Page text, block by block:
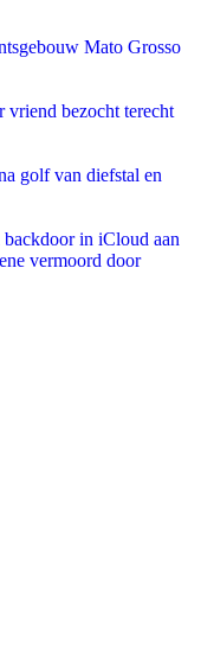
Mato Grosso
vriend bezocht terecht
golf van diefstal en
in iCloud aan
vermoord door